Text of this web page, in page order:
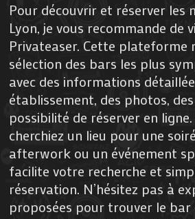
​Pour découvrir et réserver les
Lyon, je vous recommande de
Privateaser. Cette plateforme
sélection des bars les plus
avec des informations
établissement, des photos,
possibilité de réserver en ligne.
cherchiez un lieu pour une
afterwork ou un événement
facilite votre recherche et
réservation. N’hésitez pas à
proposées pour trouver le bar